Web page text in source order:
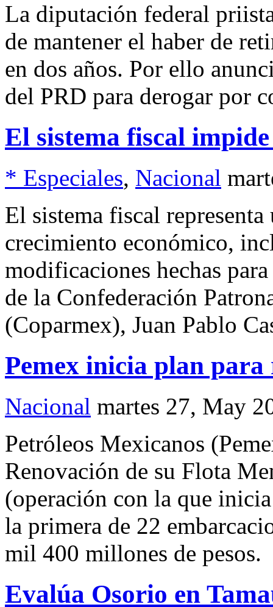
La diputación federal
de mantener el haber de
en dos años. Por ello
del PRD para derogar por
El sistema fiscal
* Especiales, Nacional
El sistema fiscal
crecimiento económico,
modificaciones hechas
de la Confederación
(Coparmex), Juan Pablo
Pemex inicia plan
Nacional martes 27, May
Petróleos Mexicanos
Renovación de su Flota
(operación con la que
la primera de 22
mil 400 millones de pesos.
Evalúa Osorio en